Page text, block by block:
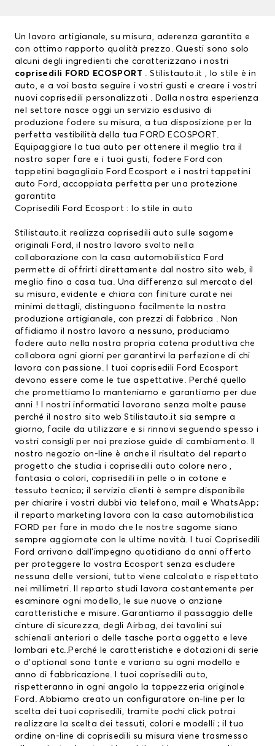
Un lavoro artigianale, su misura, aderenza garantita e
con ottimo rapporto qualità prezzo. Questi sono solo
alcuni degli ingredienti che caratterizzano i nostri
coprisedili FORD ECOSPORT . Stilistauto.it , lo stile è in
auto, e a voi basta seguire i vostri gusti e creare i vostri
nuovi coprisedili personalizzati . Dalla nostra esperienza
nel settore nasce oggi un servizio esclusivo di
produzione fodere su misura, a tua disposizione per la
perfetta vestibilità della tua FORD ECOSPORT.
Equipaggiare la tua auto per ottenere il meglio tra il
nostro saper fare e i tuoi gusti, fodere Ford con
tappetini bagagliaio Ford Ecosport e i nostri tappetini
auto Ford, accoppiata perfetta per una protezione
garantita
Coprisedili Ford Ecosport : lo stile in auto
Stilistauto.it realizza coprisedili auto sulle sagome
originali Ford, il nostro lavoro svolto nella
collaborazione con la casa automobilistica Ford
permette di offrirti direttamente dal nostro sito web, il
meglio fino a casa tua. Una differenza sul mercato del
su misura, evidente e chiara con finiture curate nei
minimi dettagli, distinguono facilmente la nostra
produzione artigianale, con prezzi di fabbrica . Non
affidiamo il nostro lavoro a nessuno, produciamo
fodere auto nella nostra propria catena produttiva che
collabora ogni giorni per garantirvi la perfezione di chi
lavora con passione. I tuoi coprisedili Ford Ecosport
devono essere come le tue aspettative. Perché quello
che promettiamo lo manteniamo e garantiamo per due
anni ! I nostri informatici lavorano senza molte pause
perché il nostro sito web Stilistauto.it sia sempre a
giorno, facile da utilizzare e si rinnovi seguendo spesso i
vostri consigli per noi preziose guide di cambiamento. Il
nostro negozio on-line è anche il risultato del reparto
progetto che studia i coprisedili auto colore nero ,
fantasia o colori, coprisedili in pelle o in cotone e
tessuto tecnico; il servizio clienti è sempre disponibile
per chiarire i vostri dubbi via telefono, mail e WhatsApp;
il reparto marketing lavora con la casa automobilistica
FORD per fare in modo che le nostre sagome siano
sempre aggiornate con le ultime novità. I tuoi Coprisedili
Ford arrivano dall’impegno quotidiano da anni offerto
per proteggere la vostra Ecosport senza escludere
nessuna delle versioni, tutto viene calcolato e rispettato
nei millimetri. Il reparto studi lavora costantemente per
esaminare ogni modello, le sue nuove o anziane
caratteristiche e misure. Garantiamo il passaggio delle
cinture di sicurezza, degli Airbag, dei tavolini sui
schienali anteriori o delle tasche porta oggetto e leve
lombari etc..Perché le caratteristiche e dotazioni di serie
o d’optional sono tante e variano su ogni modello e
anno di fabbricazione. I tuoi coprisedili auto,
rispetteranno in ogni angolo la tappezzeria originale
Ford. Abbiamo creato un configuratore on-line per la
scelta dei tuoi coprisedili, tramite pochi click potrai
realizzare la scelta dei tessuti, colori e modelli ; il tuo
ordine on-line di coprisedili su misura viene trasmesso